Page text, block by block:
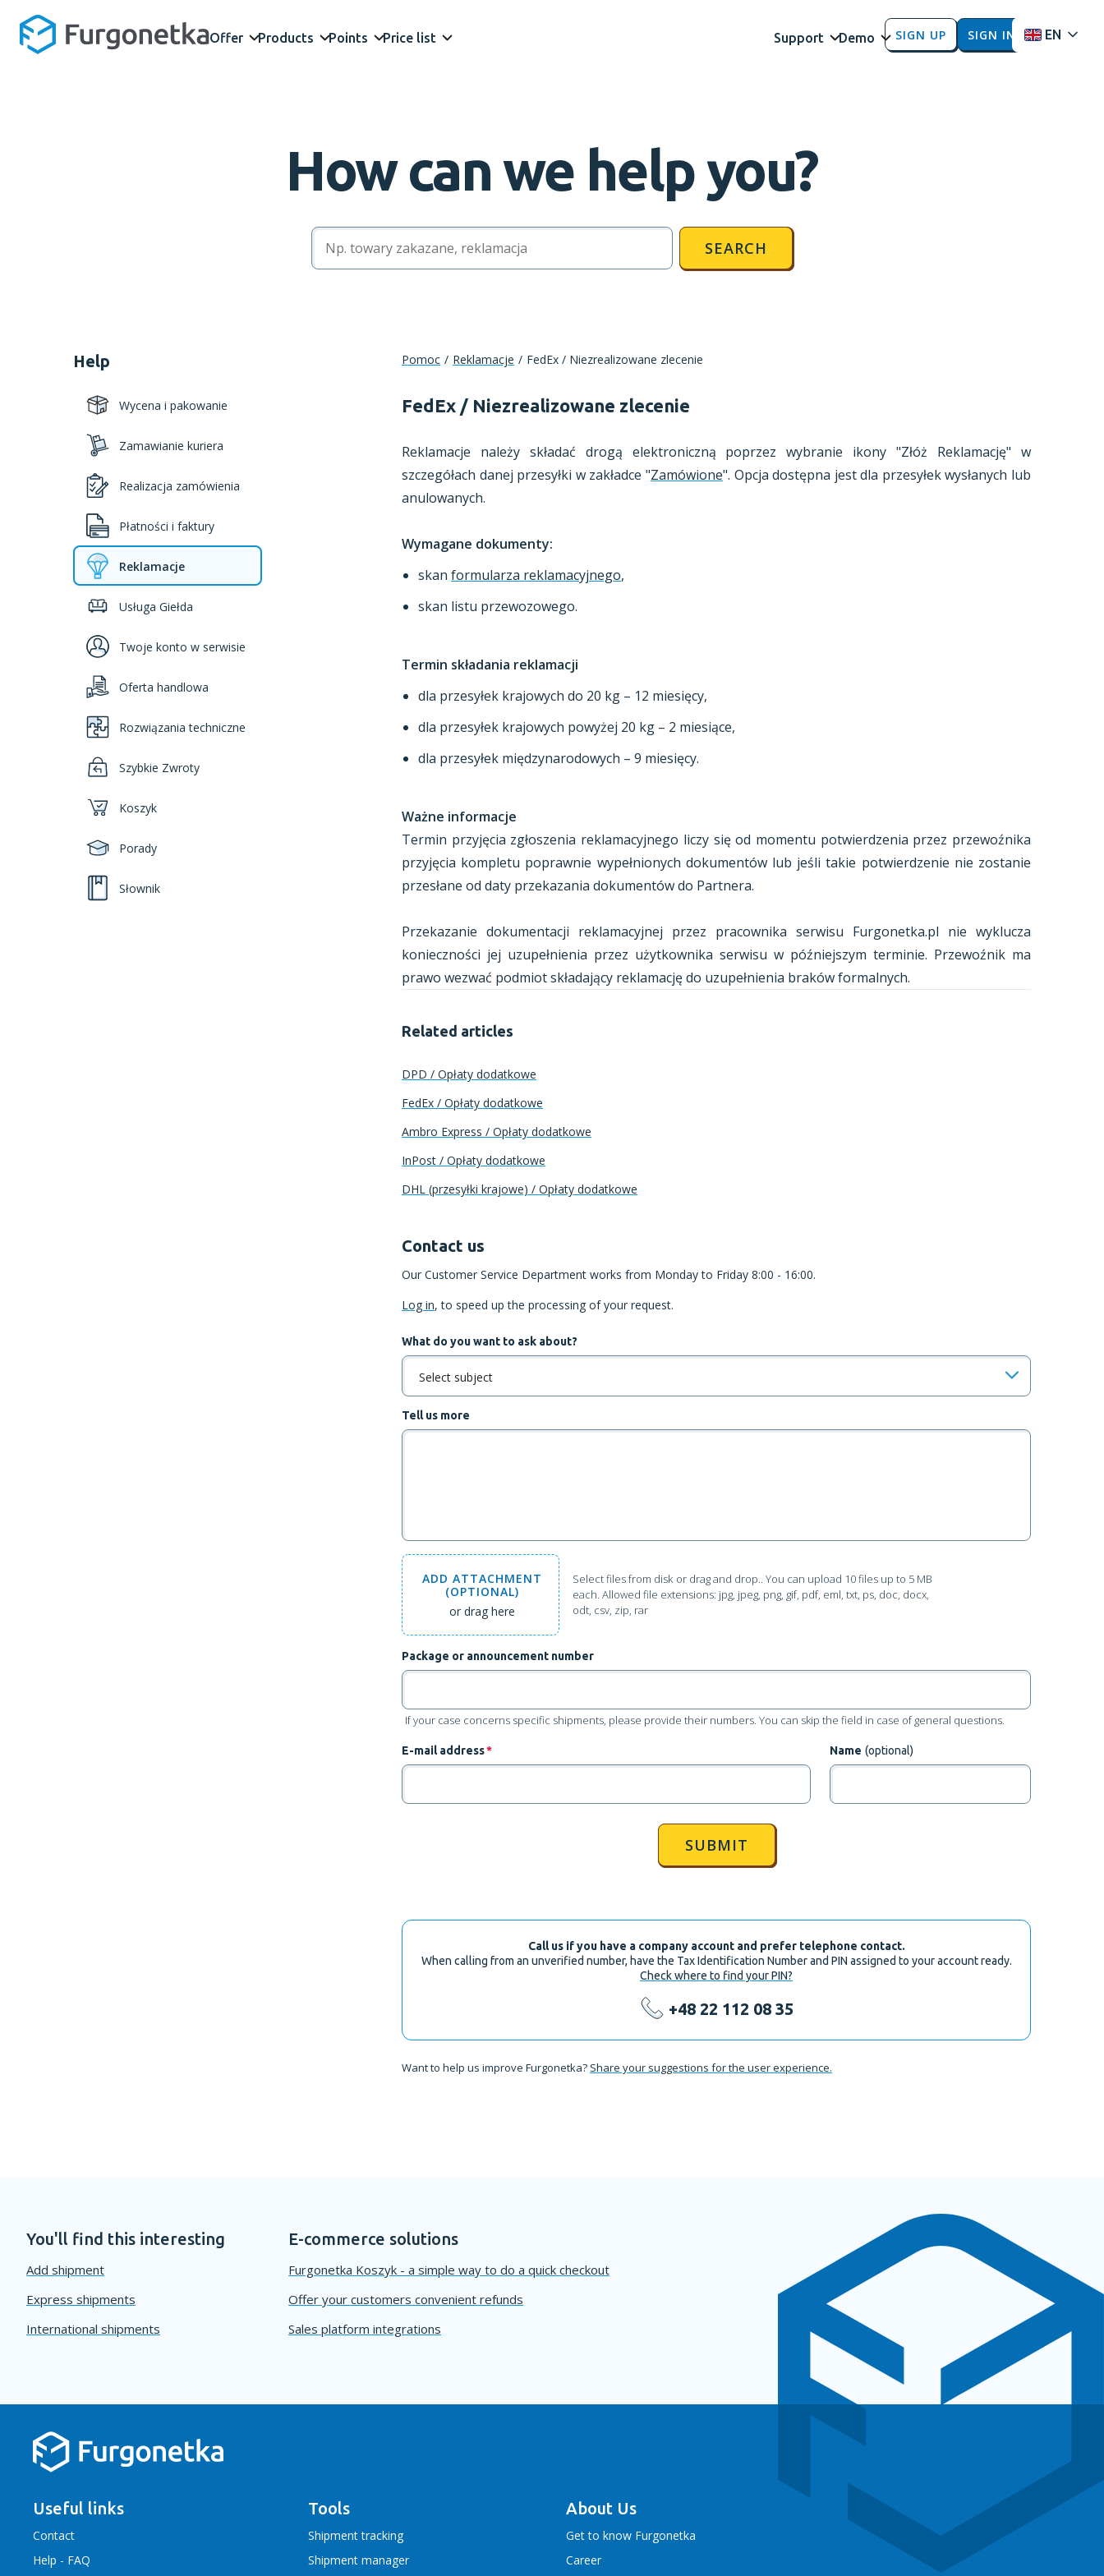
Offer Products Points Price list Support Demo SIGN UP SIGN IN EN
How can we help you?
SEARCH
Help
Wycena i pakowanie
Zamawianie kuriera
Realizacja zamówienia
Płatności i faktury
Reklamacje
Usługa Giełda
Twoje konto w serwisie
Oferta handlowa
Rozwiązania techniczne
Szybkie Zwroty
Koszyk
Porady
Słownik
Pomoc / Reklamacje / FedEx / Niezrealizowane zlecenie
FedEx / Niezrealizowane zlecenie
Reklamacje należy składać drogą elektroniczną poprzez wybranie ikony "Złóż Reklamację" w
szczegółach danej przesyłki w zakładce "Zamówione". Opcja dostępna jest dla przesyłek wysłanych lub
anulowanych.
Wymagane dokumenty:
skan formularza reklamacyjnego,
skan listu przewozowego.
Termin składania reklamacji
dla przesyłek krajowych do 20 kg – 12 miesięcy,
dla przesyłek krajowych powyżej 20 kg – 2 miesiące,
dla przesyłek międzynarodowych – 9 miesięcy.
Ważne informacje
Termin przyjęcia zgłoszenia reklamacyjnego liczy się od momentu potwierdzenia przez przewoźnika
przyjęcia kompletu poprawnie wypełnionych dokumentów lub jeśli takie potwierdzenie nie zostanie
przesłane od daty przekazania dokumentów do Partnera.
Przekazanie dokumentacji reklamacyjnej przez pracownika serwisu Furgonetka.pl nie wyklucza
konieczności jej uzupełnienia przez użytkownika serwisu w późniejszym terminie. Przewoźnik ma
prawo wezwać podmiot składający reklamację do uzupełnienia braków formalnych.
Related articles
DPD / Opłaty dodatkowe
FedEx / Opłaty dodatkowe
Ambro Express / Opłaty dodatkowe
InPost / Opłaty dodatkowe
DHL (przesyłki krajowe) / Opłaty dodatkowe
Contact us
Our Customer Service Department works from Monday to Friday 8:00 - 16:00.
Log in, to speed up the processing of your request.
What do you want to ask about?
Select subject
Tell us more
ADD ATTACHMENT
(OPTIONAL)
or drag here
Select files from disk or drag and drop.. You can upload 10 files up to 5 MB
each. Allowed file extensions: jpg, jpeg, png, gif, pdf, eml, txt, ps, doc, docx,
odt, csv, zip, rar
Package or announcement number
If your case concerns specific shipments, please provide their numbers. You can skip the field in case of general questions.
E-mail address* Name (optional)
SUBMIT
Call us if you have a company account and prefer telephone contact.
When calling from an unverified number, have the Tax Identification Number and PIN assigned to your account ready.
Check where to find your PIN?
+48 22 112 08 35
Want to help us improve Furgonetka? Share your suggestions for the user experience.
You'll find this interesting
Add shipment
Express shipments
International shipments
E-commerce solutions
Furgonetka Koszyk - a simple way to do a quick checkout
Offer your customers convenient refunds
Sales platform integrations
Useful links
Contact
Help - FAQ
Tools
Shipment tracking
Shipment manager
About Us
Get to know Furgonetka
Career